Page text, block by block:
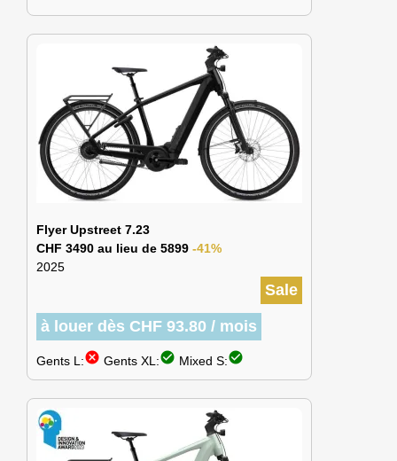
Flyer Upstreet 7.23
CHF 3490 au lieu de 5899 -41%
2025
Sale
à louer dès CHF 93.80 / mois
Gents L:cancel Gents XL:check_circle Mixed S:check_circle